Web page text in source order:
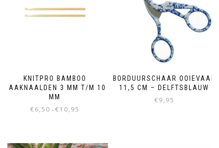
KNITPRO BAMBOO
HAAKNAALDEN 3 MM T/M 10
MM
€6,50 - €10,95
BORDUURSCHAAR OOIEVAAR
11,5 CM – DELFTSBLAUW
€9,95